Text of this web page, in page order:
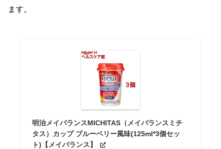
ます。
明治メイバランスMICHITAS（メイバランスミチ
タス）カップ ブルーベリー風味(125ml*3個セッ
ト)【メイバランス】